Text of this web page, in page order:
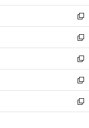
開
く
ウ
で
開
く
ン
ド
ウ
で
開
く
ウ
ィ
ン
ド
ウ
で
開
く
新
し
い
ウ
ィ
ン
ド
ウ
で
開
新
し
い
ウ
ィ
ン
ド
ウ
新
し
い
ウ
ィ
ン
新
し
い
ウ
新
し